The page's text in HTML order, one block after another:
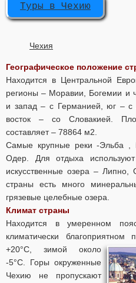
Туры в Чехию
Чехия
Географическое положение
Находится в Центральной
регионы – Моравии, Богемии и
и запад – с Германией, юг – с
восток – со Словакией.
составляет – 78864 м2.
Самые крупные реки -Эльба ,
Одер. Для отдыха
искусственные озера –
страны есть много
грязевые целебные озера.
Климат страны
Находится в умеренном
климатически
+20°С, зимой около
-5°С. Горы окруженные
Чехию не пропускают